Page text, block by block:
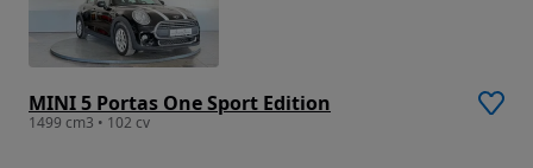
MINI 5 Portas One Sport Edition
1499 cm3 • 102 cv